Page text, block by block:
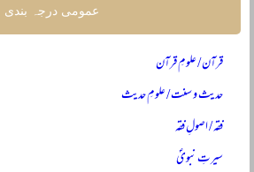
عمومی درجہ بندی
قرآن / علومِ قرآن
حدیث و سنت / علومِ حدیث
فقہ / اصولِ فقہ
سیرتِ نبویؐ